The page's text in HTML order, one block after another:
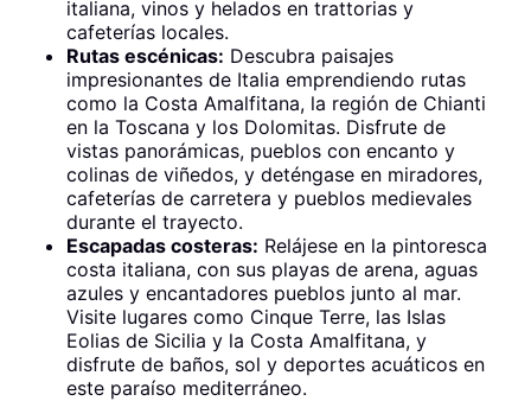
italiana, vinos y helados en trattorias y
cafeterías locales.
Rutas escénicas: Descubra paisajes
impresionantes de Italia emprendiendo rutas
como la Costa Amalfitana, la región de Chianti
en la Toscana y los Dolomitas. Disfrute de
vistas panorámicas, pueblos con encanto y
colinas de viñedos, y deténgase en miradores,
cafeterías de carretera y pueblos medievales
durante el trayecto.
Escapadas costeras: Relájese en la pintoresca
costa italiana, con sus playas de arena, aguas
azules y encantadores pueblos junto al mar.
Visite lugares como Cinque Terre, las Islas
Eolias de Sicilia y la Costa Amalfitana, y
disfrute de baños, sol y deportes acuáticos en
este paraíso mediterráneo.